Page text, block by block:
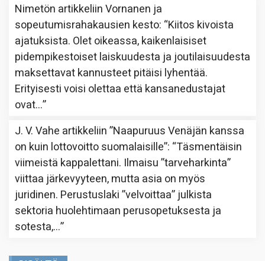
Nimetön artikkeliinVornanen ja
sopeutumisrahakausien kesto: “Kiitos kivoista
ajatuksista. Olet oikeassa, kaikenlaisiset
pidempikestoiset laiskuudesta ja joutilaisuudesta
maksettavat kannusteet pitäisi lyhentää.
Erityisesti voisi olettaa että kansanedustajat
ovat…”
J. V. Vahe artikkeliin”Naapuruus Venäjän kanssa
on kuin lottovoitto suomalaisille”: “Täsmentäisin
viimeistä kappalettani. Ilmaisu ”tarveharkinta”
viittaa järkevyyteen, mutta asia on myös
juridinen. Perustuslaki ”velvoittaa” julkista
sektoria huolehtimaan perusopetuksesta ja
sotesta,…”